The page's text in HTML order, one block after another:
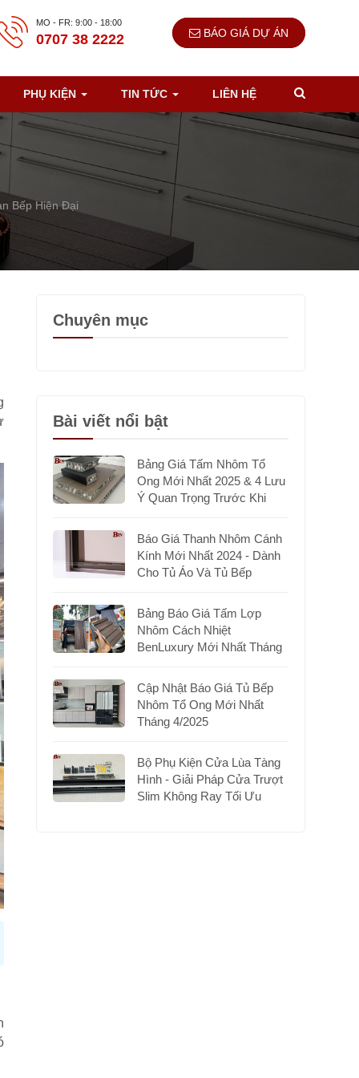
MO - FR: 9:00 - 18:00
0707 38 2222 BÁO GIÁ DỰ ÁN
PHỤ KIỆN TIN TỨC LIÊN HỆ
Bếp Hiện Đại
Chuyên mục
Bài viết nổi bật
Bảng Giá Tấm Nhôm Tổ
Ong Mới Nhất 2025 & 4 Lưu
Ý Quan Trọng Trước Khi
Báo Giá Thanh Nhôm Cánh
Kính Mới Nhất 2024 - Dành
Cho Tủ Áo Và Tủ Bếp
Bảng Báo Giá Tấm Lợp
Nhôm Cách Nhiệt
BenLuxury Mới Nhất Tháng
Cập Nhật Báo Giá Tủ Bếp
Nhôm Tổ Ong Mới Nhất
Tháng 4/2025
Bộ Phụ Kiện Cửa Lùa Tàng
Hình - Giải Pháp Cửa Trượt
Slim Không Ray Tối Ưu